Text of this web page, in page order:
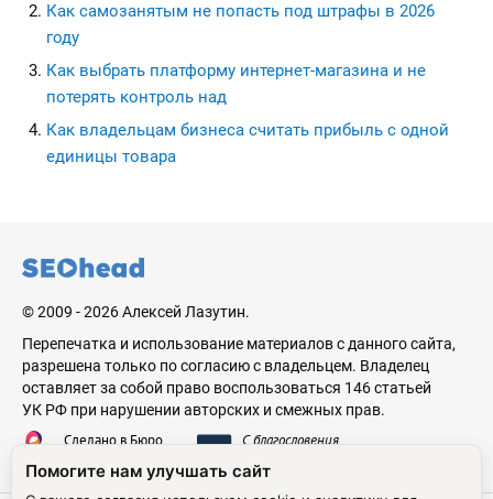
Как самозанятым не попасть под штрафы в 2026
году
Как выбрать платформу интернет-магазина и не
потерять контроль над
Как владельцам бизнеса считать прибыль с одной
единицы товара
© 2009 - 2026 Алексей Лазутин.
Перепечатка и использование материалов с данного сайта,
разрешена только по согласию с владельцем. Владелец
оставляет за собой право воспользоваться 146 статьей
УК РФ при нарушении авторских и смежных прав.
Сделано в Бюро
С благословения
Помогите нам улучшать сайт